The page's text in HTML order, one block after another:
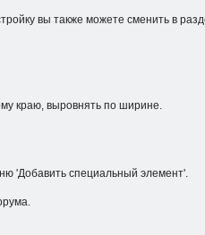
вы также можете сменить в
краю, выровнять по ширине.
'Добавить специальный элемент'.